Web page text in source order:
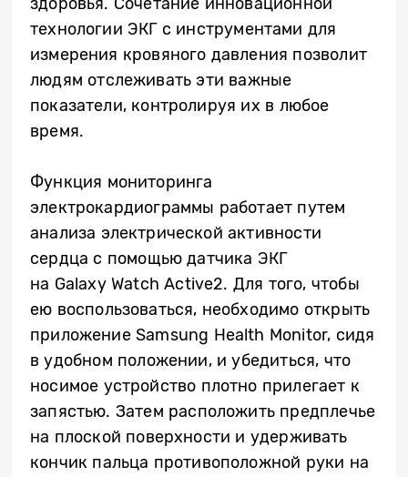
технологии ЭКГ с инструментами для
измерения кровяного давления позволит
людям отслеживать эти важные
показатели, контролируя их в любое
время.
Функция мониторинга
электрокардиограммы работает путем
анализа электрической активности
сердца с помощью датчика ЭКГ
на Galaxy Watch Active2. Для того, чтобы
ею воспользоваться, необходимо открыть
приложениеSamsung Health Monitor, сидя
в удобном положении, и убедиться, что
носимое устройство плотно прилегает к
запястью. Затем расположить предплечье
на плоской поверхности и удерживать
кончик пальца противоположной руки на